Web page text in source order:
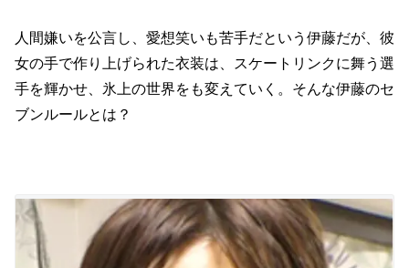
人間嫌いを公言し、愛想笑いも苦手だという伊藤だが、彼
女の手で作り上げられた衣装は、スケートリンクに舞う選
手を輝かせ、氷上の世界をも変えていく。そんな伊藤のセ
ブンルールとは？